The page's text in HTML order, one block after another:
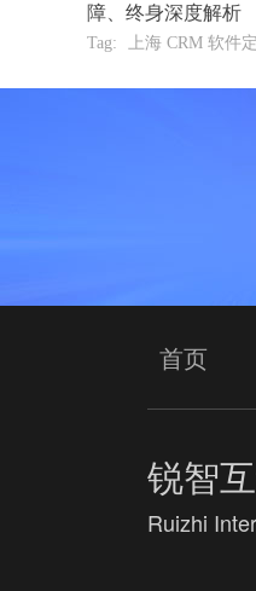
障、终身深度解析
Tag: 上海 CRM 软件
首页
锐智
Ruizhi